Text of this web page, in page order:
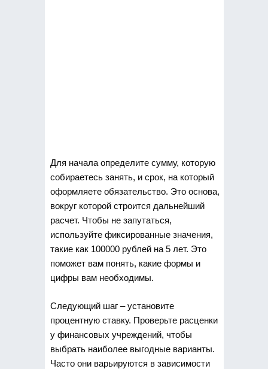
Для начала определите сумму, которую
собираетесь занять, и срок, на который
оформляете обязательство. Это основа,
вокруг которой строится дальнейший
расчет. Чтобы не запутаться,
используйте фиксированные значения,
такие как 100000 рублей на 5 лет. Это
поможет вам понять, какие формы и
цифры вам необходимы.
Следующий шаг – установите
процентную ставку. Проверьте расценки
у финансовых учреждений, чтобы
выбрать наиболее выгодные варианты.
Часто они варьируются в зависимости